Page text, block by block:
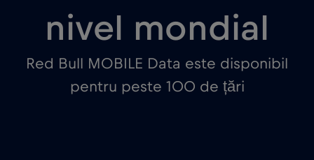
nivel mondial
Red Bull MOBILE Data este disponibil
pentru peste 100 de țări